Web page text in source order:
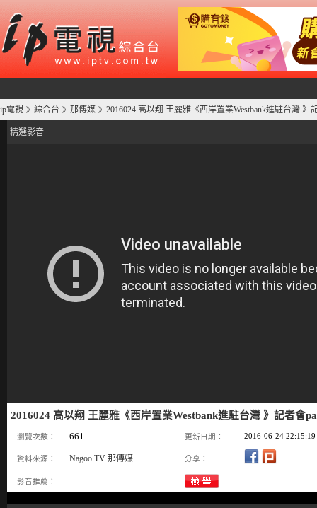
ip電視 》 綜合台 》 那傳媒 》 2016024 高以翔 王麗雅《西岸置業Westbank進駐台灣 》
精選影音
2016024 高以翔 王麗雅《西岸置業Westbank進駐台灣 》記者會
瀏覽次數： 661 更新日期： 2016-06-24 22:15:19
資料來源： Nagoo TV 那傳媒 分享：
影音推薦：